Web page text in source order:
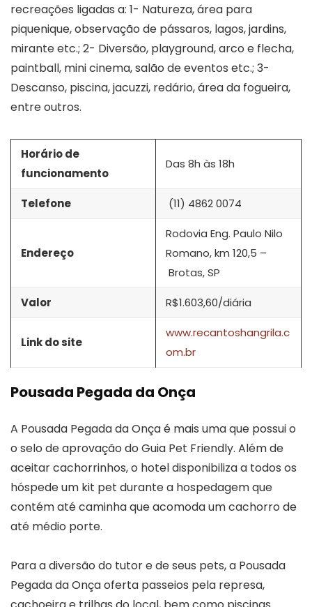
recreações ligadas a: 1- Natureza, área para
piquenique, observação de pássaros, lagos, jardins,
mirante etc.; 2- Diversão, playground, arco e flecha,
paintball, mini cinema, salão de eventos etc.; 3-
Descanso, piscina, jacuzzi, redário, área da fogueira,
entre outros.
Horário de
funcionamento
Das 8h às 18h
Telefone (11) 4862 0074
Endereço
Rodovia Eng. Paulo Nilo
Romano, km 120,5 –
Brotas, SP
Valor R$1.603,60/diária
Link do site
www.recantoshangrila.c
om.br
Pousada Pegada da Onça
A Pousada Pegada da Onça é mais uma que possui o
o selo de aprovação do Guia Pet Friendly. Além de
aceitar cachorrinhos, o hotel disponibiliza a todos os
hóspede um kit pet durante a hospedagem que
contém até caminha que acomoda um cachorro de
até médio porte.
Para a diversão do tutor e de seus pets, a Pousada
Pegada da Onça oferta passeios pela represa,